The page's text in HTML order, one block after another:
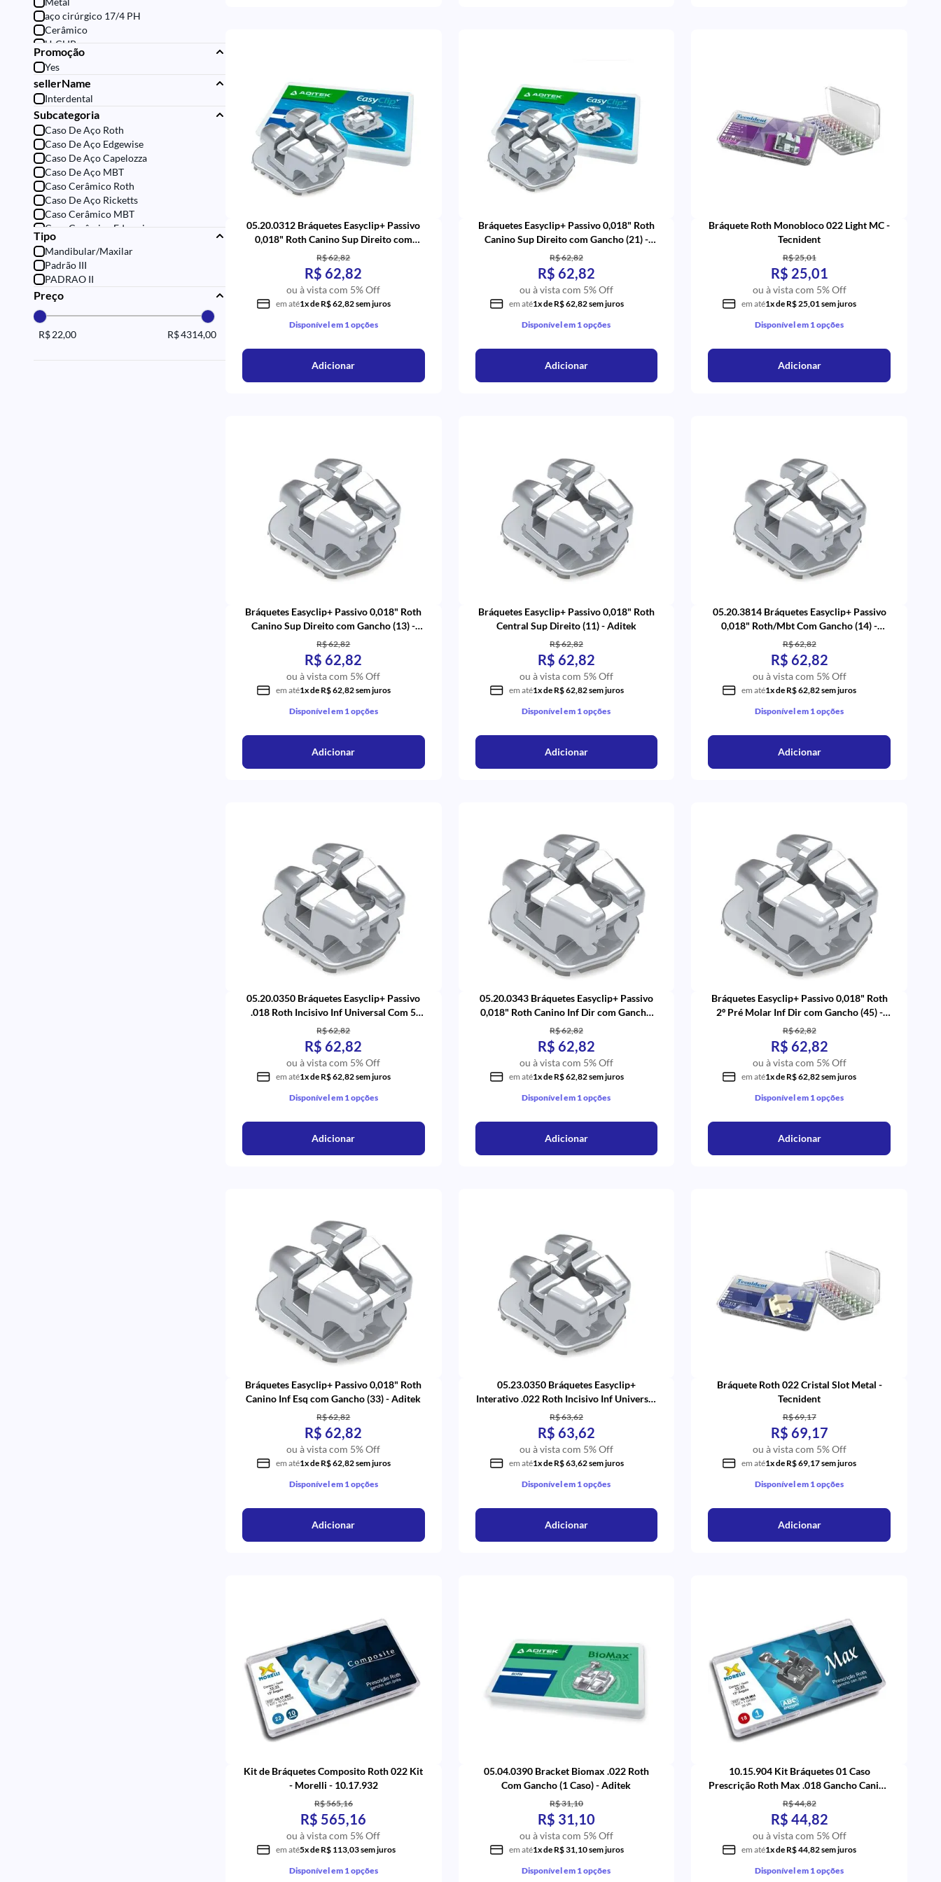
Máscara Facial Petit
aço cirúrgico 17/4 PH
Cerâmico
U-CLIP
óxido de alumina policristalino.<BR>
<BR>
BRAQUETES SAFIRA
Promoção
Yes
sellerName
Interdental
Subcategoria
Caso De Aço Roth
Caso De Aço Edgewise
Caso De Aço Capelozza
Caso De Aço MBT
Caso Cerâmico Roth
Caso De Aço Ricketts
Caso Cerâmico MBT
Caso Cerâmico Edgewise
Caso De Aço Padrão
Caso De Aço High Torque
Caso De Aço Damon
Tipo
Mandibular/Maxilar
Padrão III
PADRAO II
Preço
R$ 22,00 R$ 4314,00
05.20.0312 Bráquetes Easyclip+ Passivo
0,018" Roth Canino Sup Direito com
Gancho (12) - Aditek
R$ 62,82
R$ 62,82
ou à vista com 5% Off
em até1x de R$ 62,82 sem juros
Disponível em 1 opções
Adicionar
Bráquetes Easyclip+ Passivo 0,018" Roth
Canino Sup Direito com Gancho (21) -
Aditek
R$ 62,82
R$ 62,82
ou à vista com 5% Off
em até1x de R$ 62,82 sem juros
Disponível em 1 opções
Adicionar
Bráquete Roth Monobloco 022 Light MC -
Tecnident
R$ 25,01
R$ 25,01
ou à vista com 5% Off
em até1x de R$ 25,01 sem juros
Disponível em 1 opções
Adicionar
Bráquetes Easyclip+ Passivo 0,018" Roth
Canino Sup Direito com Gancho (13) -
Aditek
R$ 62,82
R$ 62,82
ou à vista com 5% Off
em até1x de R$ 62,82 sem juros
Disponível em 1 opções
Adicionar
Bráquetes Easyclip+ Passivo 0,018" Roth
Central Sup Direito (11) - Aditek
R$ 62,82
R$ 62,82
ou à vista com 5% Off
em até1x de R$ 62,82 sem juros
Disponível em 1 opções
Adicionar
05.20.3814 Bráquetes Easyclip+ Passivo
0,018" Roth/Mbt Com Gancho (14) -
Aditek
R$ 62,82
R$ 62,82
ou à vista com 5% Off
em até1x de R$ 62,82 sem juros
Disponível em 1 opções
Adicionar
05.20.0350 Bráquetes Easyclip+ Passivo
.018 Roth Incisivo Inf Universal Com 5
(31,32,41,42) - Aditek
R$ 62,82
R$ 62,82
ou à vista com 5% Off
em até1x de R$ 62,82 sem juros
Disponível em 1 opções
Adicionar
05.20.0343 Bráquetes Easyclip+ Passivo
0,018" Roth Canino Inf Dir com Gancho
(43) - Aditek
R$ 62,82
R$ 62,82
ou à vista com 5% Off
em até1x de R$ 62,82 sem juros
Disponível em 1 opções
Adicionar
Bráquetes Easyclip+ Passivo 0,018" Roth
2º Pré Molar Inf Dir com Gancho (45) -
Aditek
R$ 62,82
R$ 62,82
ou à vista com 5% Off
em até1x de R$ 62,82 sem juros
Disponível em 1 opções
Adicionar
Bráquetes Easyclip+ Passivo 0,018" Roth
Canino Inf Esq com Gancho (33) - Aditek
R$ 62,82
R$ 62,82
ou à vista com 5% Off
em até1x de R$ 62,82 sem juros
Disponível em 1 opções
Adicionar
05.23.0350 Bráquetes Easyclip+
Interativo .022 Roth Incisivo Inf Universal
com 5 (50) - Aditek
R$ 63,62
R$ 63,62
ou à vista com 5% Off
em até1x de R$ 63,62 sem juros
Disponível em 1 opções
Adicionar
Bráquete Roth 022 Cristal Slot Metal -
Tecnident
R$ 69,17
R$ 69,17
ou à vista com 5% Off
em até1x de R$ 69,17 sem juros
Disponível em 1 opções
Adicionar
Kit de Bráquetes Composito Roth 022 Kit
- Morelli - 10.17.932
R$ 565,16
R$ 565,16
ou à vista com 5% Off
em até5x de R$ 113,03 sem juros
Disponível em 1 opções
05.04.0390 Bracket Biomax .022 Roth
Com Gancho (1 Caso) - Aditek
R$ 31,10
R$ 31,10
ou à vista com 5% Off
em até1x de R$ 31,10 sem juros
Disponível em 1 opções
10.15.904 Kit Bráquetes 01 Caso
Prescrição Roth Max .018 Gancho Canino
- Morelli
R$ 44,82
R$ 44,82
ou à vista com 5% Off
em até1x de R$ 44,82 sem juros
Disponível em 1 opções